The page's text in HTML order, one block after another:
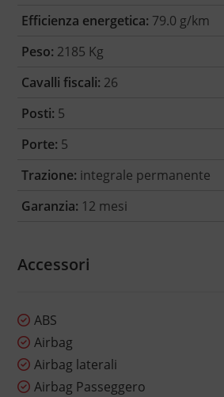
Efficienza energetica: 79.0 g/km
Peso: 2185 Kg
Cavalli fiscali: 26
Posti: 5
Porte: 5
Trazione: integrale permanente
Garanzia: 12 mesi
Accessori
ABS
Airbag
Airbag laterali
Airbag Passeggero